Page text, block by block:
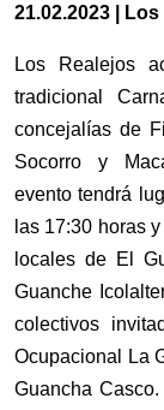
21.02.2023 |
Los Realejos
tradicional
concejalías de
Socorro y
evento tendrá
las 17:30 horas
locales de El
Guanche
colectivos
Ocupacional La
Guancha